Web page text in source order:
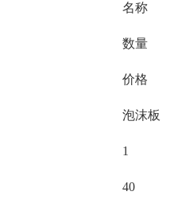
名称
数量
价格
泡沫板
1
40